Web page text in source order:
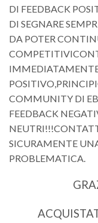
DI FEEDBACK
DI SEGNARE
DA POTER
COMMUNITY DI
FEEDBACK
SICURAMENTE
PROBLEMATICA.